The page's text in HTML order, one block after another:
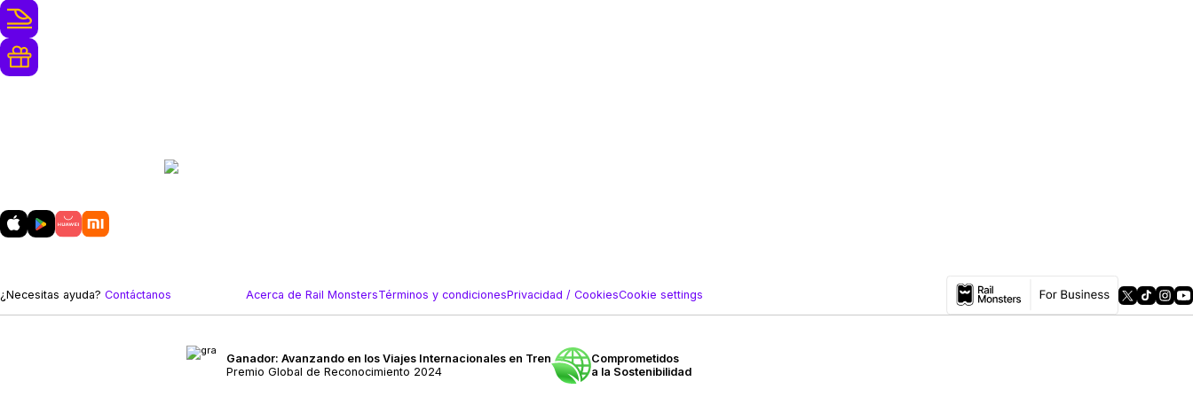
¿Necesitas ayuda? Contáctanos Acerca de Rail MonstersTérminos y condicionesPrivacidad / CookiesCookie settings
Ganador: Avanzando en los Viajes Internacionales en Tren
Premio Global de Reconocimiento 2024
Comprometidos
a la Sostenibilidad